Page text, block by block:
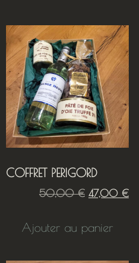
COFFRET PERIGORD
50,00€ 47,00 €
Ajouter au panier